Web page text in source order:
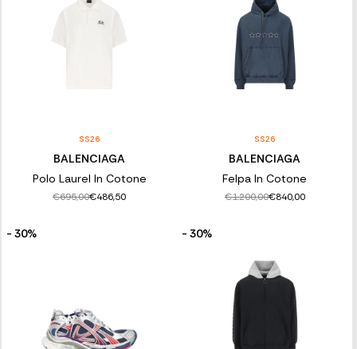
SS26
BALENCIAGA
Polo Laurel In Cotone
€695,00€486,50
SS26
BALENCIAGA
Felpa In Cotone
€1.200,00€840,00
- 30% - 30%